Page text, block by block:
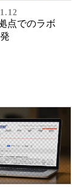
点でのラボ